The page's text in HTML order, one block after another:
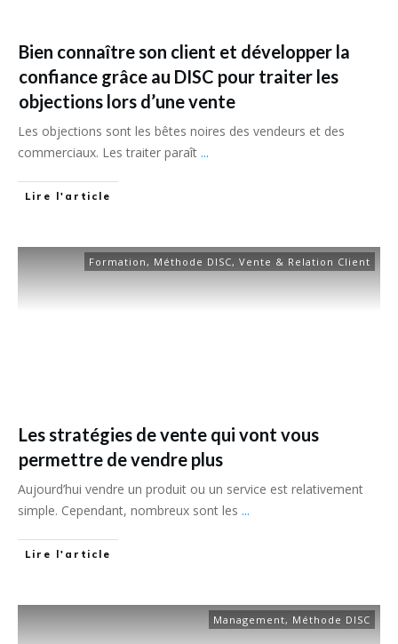
Bien connaître son client et développer la
confiance grâce au DISC pour traiter les
objections lors d’une vente
Les objections sont les bêtes noires des vendeurs et des
commerciaux. Les traiter paraît ...
Lire l'article
Formation, Méthode DISC, Vente & Relation Client
Les stratégies de vente qui vont vous
permettre de vendre plus
Aujourd’hui vendre un produit ou un service est relativement
simple. Cependant, nombreux sont les ...
Lire l'article
Management, Méthode DISC